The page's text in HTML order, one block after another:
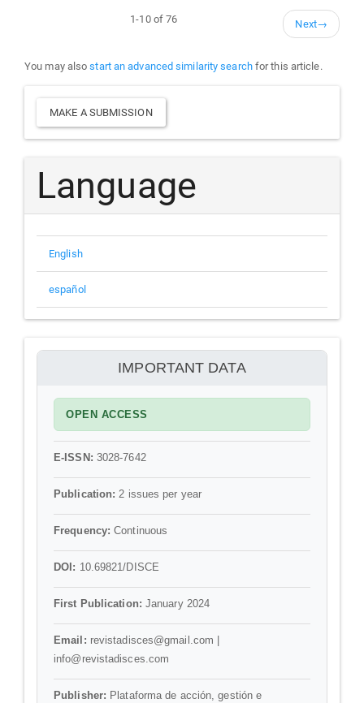
1-10 of 76 Next→
You may alsostart an advanced similarity searchfor this article.
Make
a
Submission
MAKE A SUBMISSION
Language
English
español
información
IMPORTANT DATA
OPEN ACCESS
E-ISSN: 3028-7642
Publication: 2 issues per year
Frequency: Continuous
DOI: 10.69821/DISCE
First Publication: January 2024
Email: revistadisces@gmail.com |
info@revistadisces.com
Publisher: Plataforma de acción, gestión e